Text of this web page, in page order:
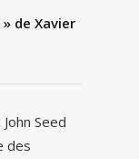
de Xavier
Seed
des